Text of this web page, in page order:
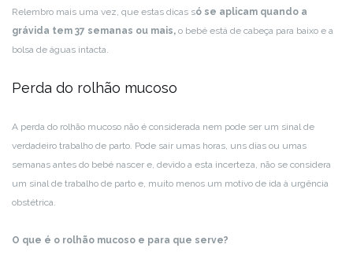
Relembro mais uma vez, que estas dicas só se aplicam quando a
grávida tem 37 semanas ou mais, o bebé está de cabeça para baixo e a
bolsa de águas intacta.
Perda do rolhão mucoso
A perda do rolhão mucoso não é considerada nem pode ser um sinal de
verdadeiro trabalho de parto. Pode sair umas horas, uns dias ou umas
semanas antes do bebé nascer e, devido a esta incerteza, não se considera
um sinal de trabalho de parto e, muito menos um motivo de ida à urgência
obstétrica.
O que é o rolhão mucoso e para que serve?